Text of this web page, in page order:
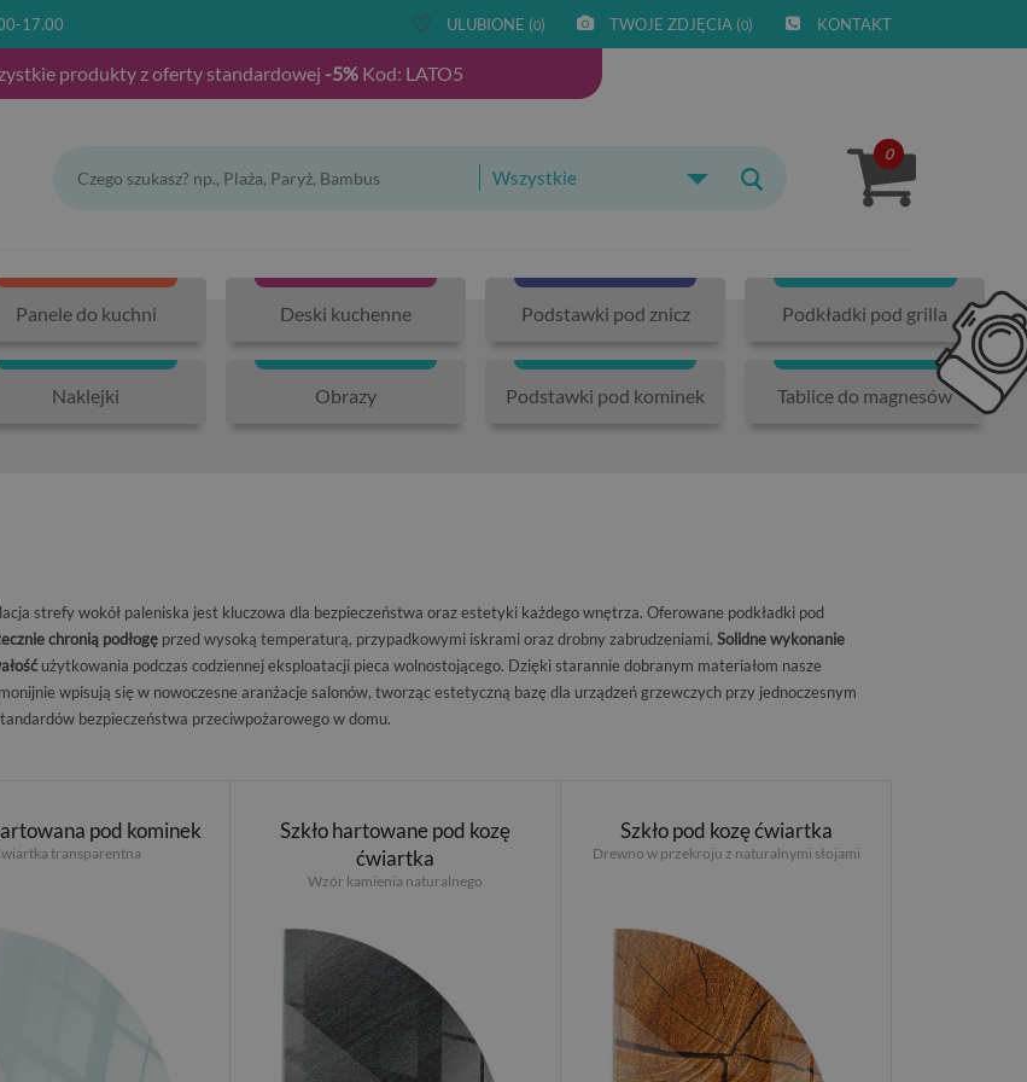
17.00 ULUBIONE (0) TWOJE ZDJĘCIA (0) KONTAKT
produkty z oferty standardowej -5%Kod: LATO5
Wszystkie
0
Panele do kuchni Deski kuchenne Podstawki pod znicz Podkładki pod grilla
Naklejki Obrazy Podstawki pod kominek Tablice do magnesów
strefy wokół paleniska jest kluczowa dla bezpieczeństwa oraz estetyki każdego wnętrza. Oferowane podkładki pod
chronią podłogęprzed wysoką temperaturą, przypadkowymi iskrami oraz drobny zabrudzeniami. Solidne wykonanie
użytkowania podczas codziennej eksploatacji pieca wolnostojącego. Dzięki starannie dobranym materiałom nasze
wpisują się w nowoczesne aranżacje salonów, tworząc estetyczną bazę dla urządzeń grzewczych przy jednoczesnym
bezpieczeństwa przeciwpożarowego w domu.
pod kominek
transparentna
Szkło hartowane pod kozę
ćwiartka
Wzór kamienia naturalnego
Szkło pod kozę ćwiartka
Drewno w przekroju z naturalnymi słojami